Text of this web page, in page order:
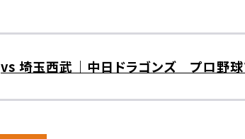
vs 埼玉西武｜中日ドラゴンズ プロ野球